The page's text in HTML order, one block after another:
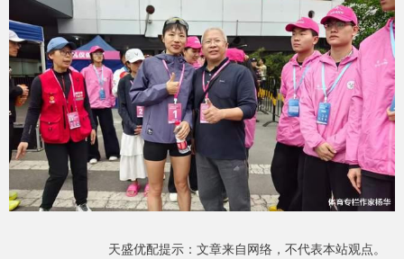
天盛优配提示：文章来自网络，不代表本站观点。